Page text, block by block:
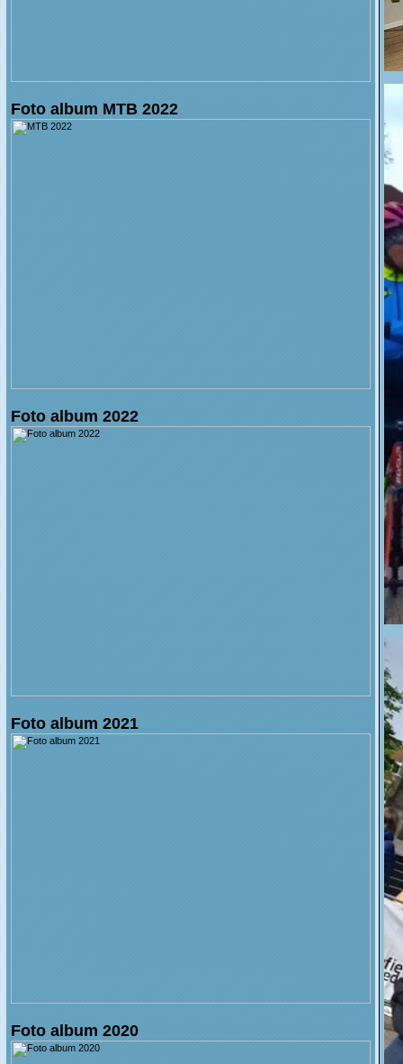
Foto album MTB 2022
Foto album 2022
Foto album 2021
Foto album 2020